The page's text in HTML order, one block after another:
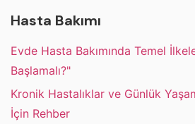
Hasta Bakımı
Evde Hasta Bakımında Temel
Başlamalı?"
Kronik Hastalıklar ve Günlük
İçin Rehber